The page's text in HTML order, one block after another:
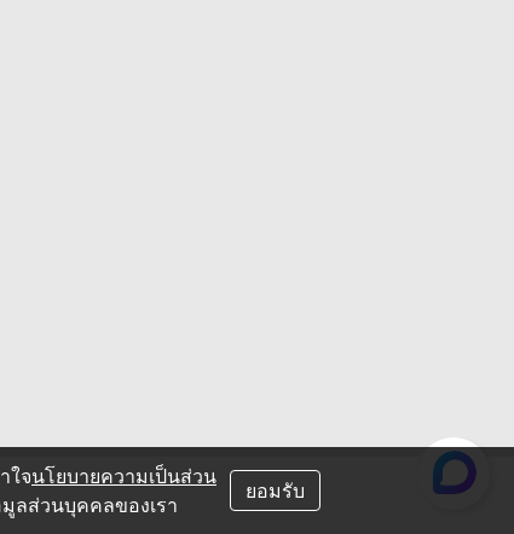
ใจนโยบายความเป็นส่วน
ลส่วนบุคคลของเรา
ยอมรับ